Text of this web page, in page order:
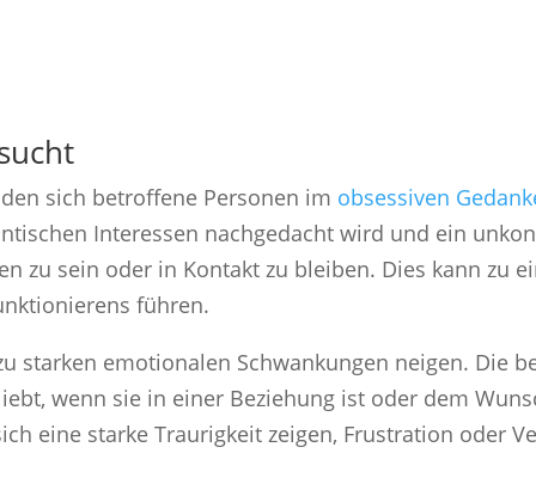
sich betroffene Personen im obsessiven
Interessen nachgedacht wird und ein
zu sein oder in Kontakt zu bleiben. Dies kann zu
führen.
starken emotionalen Schwankungen neigen. Die
wenn sie in einer Beziehung ist oder dem
eine starke Traurigkeit zeigen, Frustration oder